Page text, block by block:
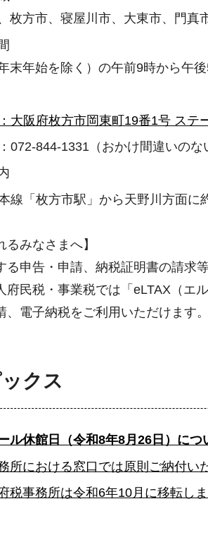
枚方市、寝屋川市、大東市、門真
末年始を除く）の午前9時から午
大阪府枚方市岡東町19番1号 ステ
072-844-1331（おかけ間違いの
線「枚方市駅」から天野川方面に
るみなさまへ】
る申告・申請、納税証明書の請求
府民税・事業税では「eLTAX（エ
、電子納税をご利用いただけます
ックス
ル休館日（令和8年8月26日）につ
所における窓口では原則ご納付い
税事務所は令和6年10月に移転し